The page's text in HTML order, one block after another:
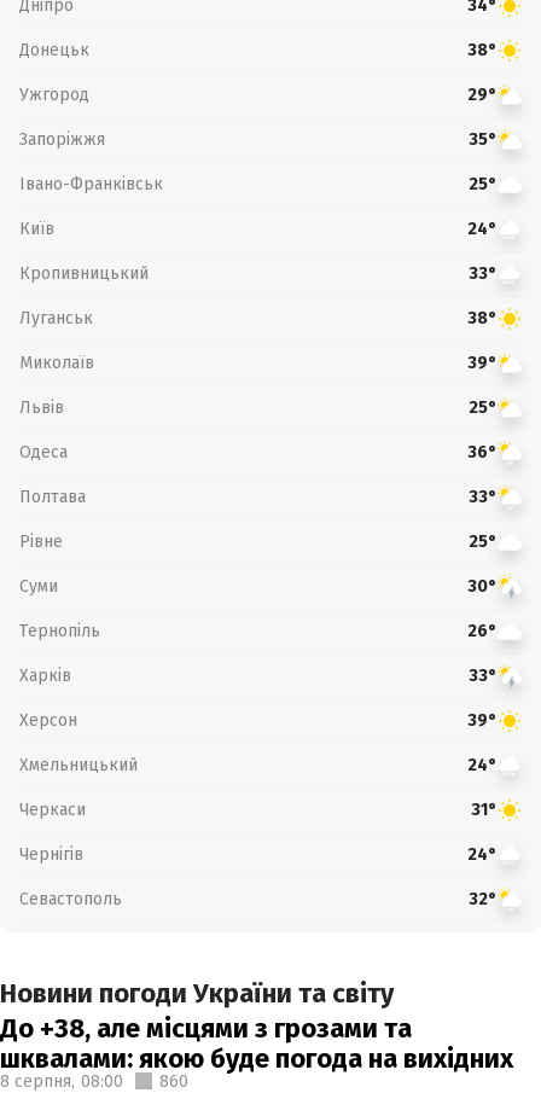
Дніпро 34°
Донецьк 38°
Ужгород 29°
Запоріжжя 35°
Івано-Франківськ 25°
Київ 24°
Кропивницький 33°
Луганськ 38°
Миколаїв 39°
Львів 25°
Одеса 36°
Полтава 33°
Рівне 25°
Суми 30°
Тернопіль 26°
Харків 33°
Херсон 39°
Хмельницький 24°
Черкаси 31°
Чернігів 24°
Севастополь 32°
Новини погоди України та світу
До +38, але місцями з грозами та
шквалами: якою буде погода на вихідних
8 серпня, 08:00 860